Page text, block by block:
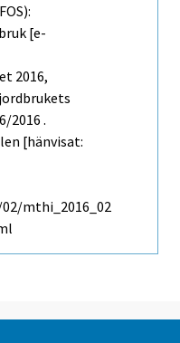
[e-
2016,
2016 .
[hänvisat:
mthi_2016_02